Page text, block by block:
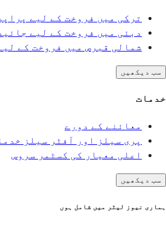
ترکی میں فروخت کے لیے
دبئی میں فروخت کے لیے
شمالی قبرص میں فروخت کے
سب دیکھیں
خدمات
معائنے کے دورے
پری سیلز اور آفٹر سیلز
اعلی معیار کی کسٹمر سروس
سب دیکھیں
ہماری نیوز لیٹر میں شامل ہوں